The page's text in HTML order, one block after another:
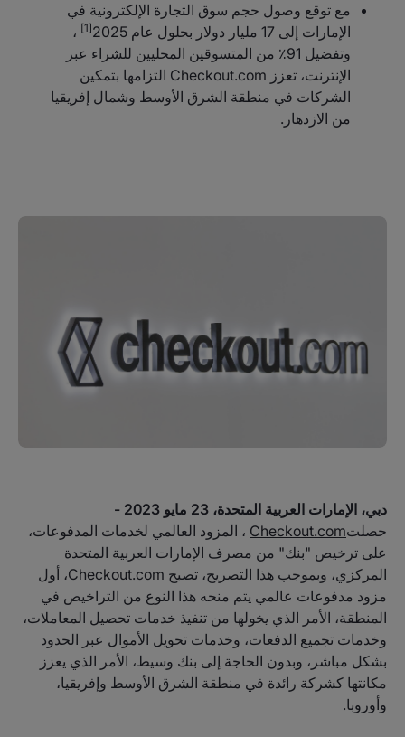
مع توقع وصول حجم سوق التجارة الإلكترونية في
الإمارات إلى 17 مليار دولار بحلول عام 2025
[1]
،
وتفضيل 91٪ من المتسوقين المحليين للشراء عبر
الإنترنت، تعزز Checkout.com التزامها بتمكين
الشركات في منطقة الشرق الأوسط وشمال إفريقيا
من الازدهار.
دبي، الإمارات العربية المتحدة، 23 مايو 2023 -
حصلتCheckout.com ، المزود العالمي لخدمات المدفوعات،
على ترخيص "بنك" من مصرف الإمارات العربية المتحدة
المركزي، وبموجب هذا التصريح، تصبح Checkout.com، أول
مزود مدفوعات عالمي يتم منحه هذا النوع من التراخيص في
المنطقة، الأمر الذي يخولها من تنفيذ خدمات تحصيل المعاملات،
وخدمات تجميع الدفعات، وخدمات تحويل الأموال عبر الحدود
بشكل مباشر، وبدون الحاجة إلى بنك وسيط، الأمر الذي يعزز
مكانتها كشركة رائدة في منطقة الشرق الأوسط وإفريقيا،
وأوروبا.